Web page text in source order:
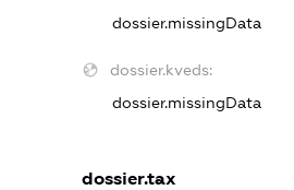
dossier.missingData
dossier.kveds:
dossier.missingData
dossier.tax